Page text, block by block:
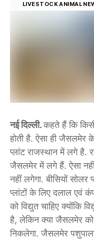
LIVESTOCK ANIMAL
नई दिल्ली.कहते हैं कि
होती है. ऐसा ही जैसलमेर
प्लांट राजस्थान में लगे है.
जैसलमेर में लगे हैं. ऐसा
नहीं लगेगा. बीसियों सोलर
प्लांटों के लिए दलाल एवं
को विद्युत चाहिए क्योंकि
है, लेकिन क्या जैसलमेर को
निकलेगा. जैसलमेर